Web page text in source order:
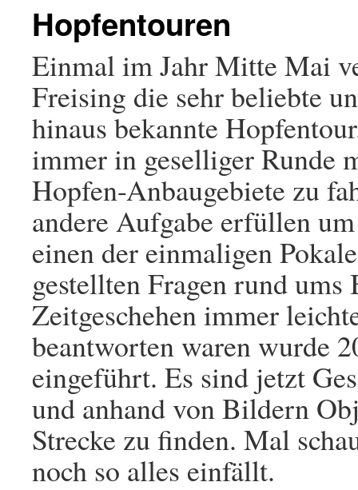
Hopfentouren
Einmal im Jahr Mitte Mai
Freising die sehr beliebte
hinaus bekannte
immer in geselliger Runde
Hopfen-Anbaugebiete zu
andere Aufgabe erfüllen
einen der einmaligen
gestellten Fragen rund
Zeitgeschehen immer
beantworten waren wurde
eingeführt. Es sind jetzt
und anhand von Bildern
Strecke zu finden. Mal
noch so alles einfällt.